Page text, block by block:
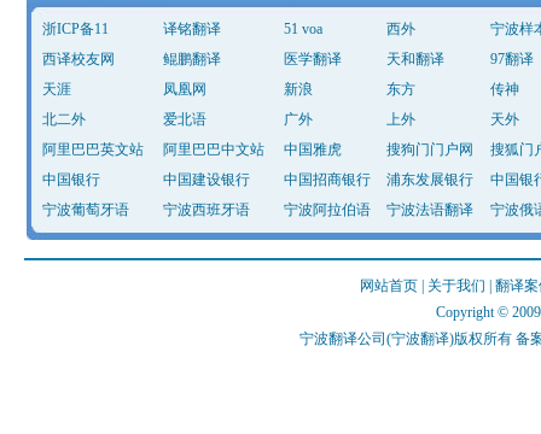
浙ICP备11 译铭翻译 51 voa 西外
宁波样
西译校友网
鲲鹏翻译 医学翻译 天和翻译
97翻译
天涯
凤凰网 新浪 东方
传神
北二外
爱北语 广外 上外
天外
阿里巴巴英文站
阿里巴巴中文站 中国雅虎 搜狗门门户网
搜狐门
中国银行
中国建设银行 中国招商银行 浦东发展银行
中国银
宁波葡萄牙语
宁波西班牙语 宁波阿拉伯语 宁波法语翻译 宁波俄
网站首页 关于我们
翻译
Copyright ©
宁波翻译公司(宁波翻译)版权所有 备